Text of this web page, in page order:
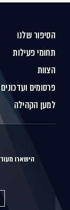
הסיפור שלנו
תחומי פעילות
הצוות
פרסומים ועדכונים
למען הקהילה
הישארו